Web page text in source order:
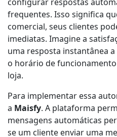
frequentes. Isso significa
comercial, seus clientes
imediatas. Imagine a
uma resposta instantânea
o horário de
loja.
Para implementar essa
a Maisfy. A plataforma
mensagens automáticas
se um cliente enviar uma